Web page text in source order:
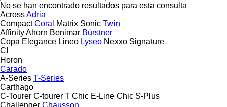
No se han encontrado resultados para esta consulta
AcrossAdria
Compact Coral Matrix Sonic Twin
AffinityAhorn Benimar Bürstner
Copa Elegance Lineo Lyseo Nexxo Signature
CI
Horon
Carado
A-Series T-Series
Carthago
C-Tourer C-tourer T Chic E-Line Chic S-Plus
Challenger Chausson